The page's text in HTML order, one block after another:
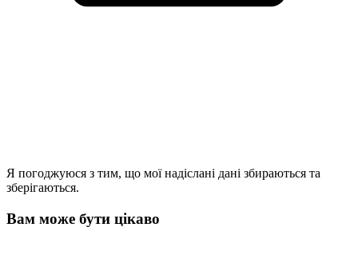
Я погоджуюся з тим, що мої надіслані дані збираються та
зберігаються.
Вам може бути цікаво